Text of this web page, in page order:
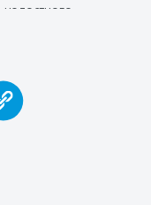
периода
четверти
и